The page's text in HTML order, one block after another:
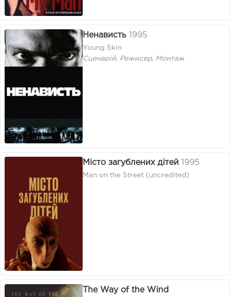
Ненависть 1995
Young Skin
Сценарій, Режисер, Монтаж
Місто загублених дітей 1995
Man on the Street (uncredited)
The Way of the Wind